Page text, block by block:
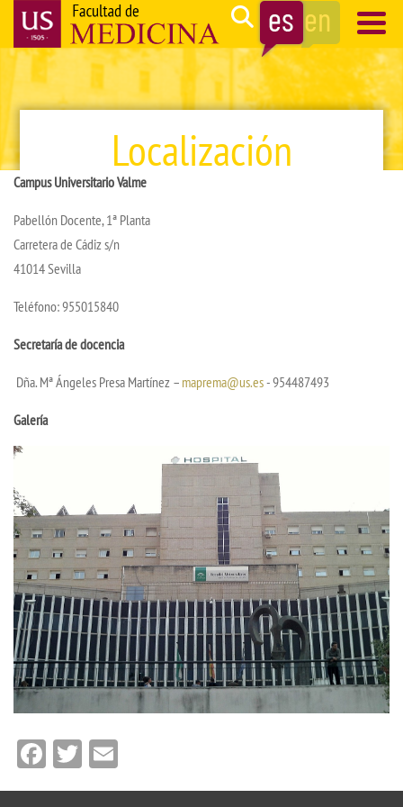
Pasar
contenido
principal
Search
Navegación
principal
Localización
Campus Universitario Valme
Pabellón Docente, 1ª Planta
Carretera de Cádiz s/n
41014 Sevilla
Teléfono: 955015840
Secretaría de docencia
Dña. Mª Ángeles Presa Martínez – maprema@us.es- 954487493
Galería
Facebook
Twitter